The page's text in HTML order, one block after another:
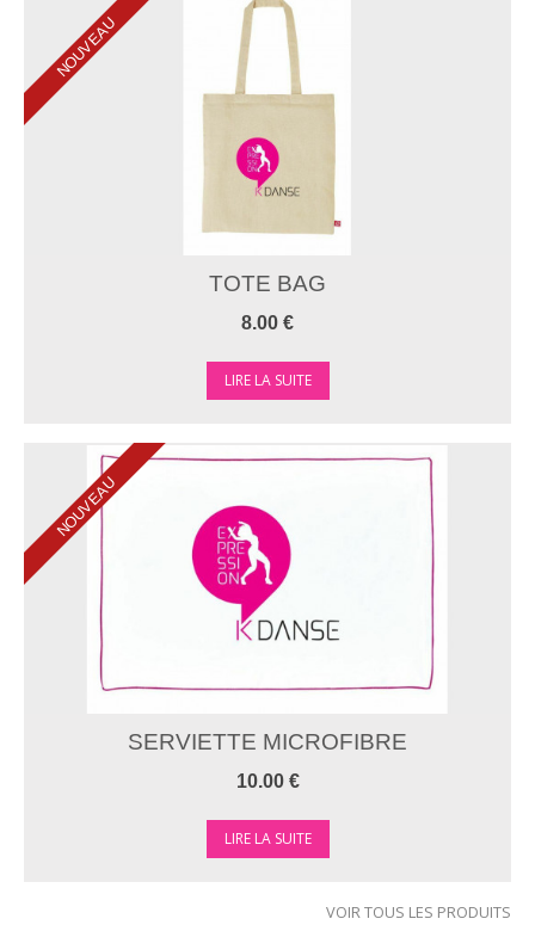
TOTE BAG
NOUVEAU
8.00 €
LIRE LA SUITE
SERVIETTE MICROFIBRE
NOUVEAU
10.00 €
LIRE LA SUITE
VOIR TOUS LES PRODUITS